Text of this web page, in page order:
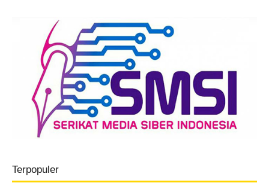
Terpopuler